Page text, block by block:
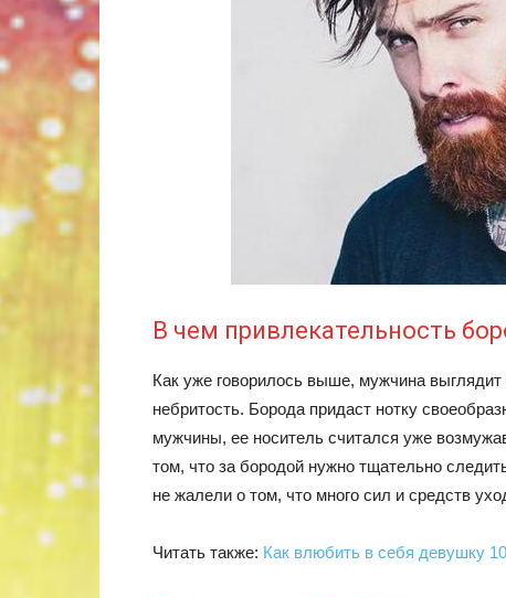
В чем привлекательность
Как уже говорилось выше, мужчина
небритость. Борода придаст нотку
мужчины, ее носитель считался уже
том, что за бородой нужно тщательно
не жалели о том, что много сил и средств
Читать также: Как влюбить в себя девушку